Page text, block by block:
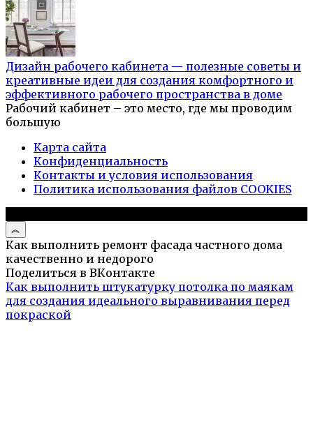
Дизайн рабочего кабинета — полезные советы и
креативные идеи для создания комфортного и
эффективного рабочего пространства в доме
Рабочий кабинет – это место, где мы проводим
большую
Карта сайта
Конфиденциальность
Контакты и условия использования
Политика использования файлов COOKIES
Как выполнить ремонт фасада частного дома
качественно и недорого
Поделиться в ВКонтакте
Как выполнить штукатурку потолка по маякам
для создания идеального выравнивания перед
покраской